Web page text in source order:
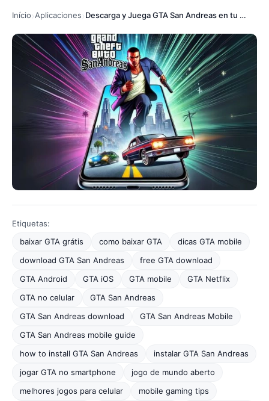
Início Aplicaciones Descarga y Juega GTA San Andreas en tu Celular Ahora Mismo
Etiquetas:
baixar GTA grátis
como baixar GTA
dicas GTA mobile
download GTA San Andreas
free GTA download
GTA Android
GTA iOS GTA mobile
GTA Netflix
GTA no celular
GTA San Andreas
GTA San Andreas download
GTA San Andreas Mobile
GTA San Andreas mobile guide
how to install GTA San Andreas
instalar GTA San Andreas
jogar GTA no smartphone
jogo de mundo aberto
melhores jogos para celular
mobile gaming tips